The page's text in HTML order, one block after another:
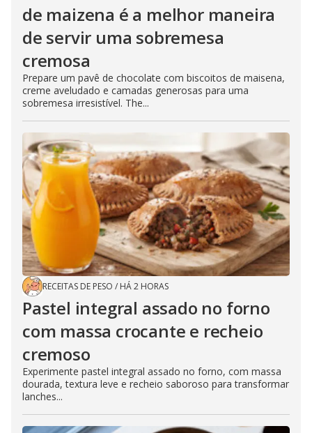
de maizena é a melhor maneira
de servir uma sobremesa
cremosa
Prepare um pavê de chocolate com biscoitos de maisena,
creme aveludado e camadas generosas para uma
sobremesa irresistível. The...
RECEITAS DE PESO / HÁ 2 HORAS
Pastel integral assado no forno
com massa crocante e recheio
cremoso
Experimente pastel integral assado no forno, com massa
dourada, textura leve e recheio saboroso para transformar
lanches...